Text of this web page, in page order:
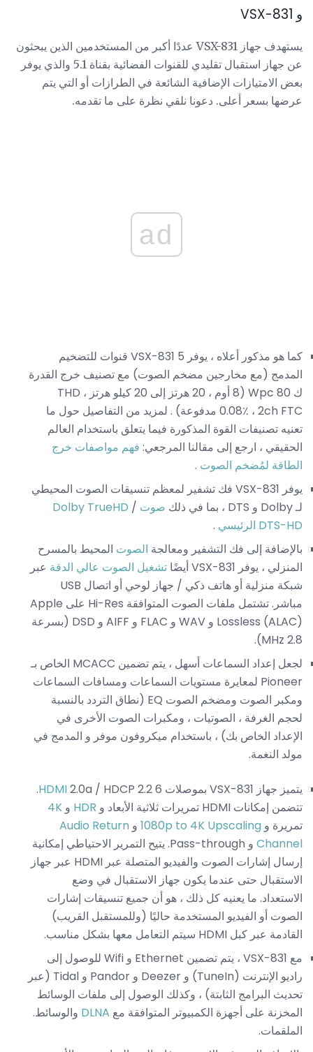
و VSX-831
يستهدف جهاز VSX-831 عددًا أكبر من المستخدمين الذين يبحثون
عن جهاز استقبال تقليدي للقنوات الفضائية بقناة 5.1 والذي يوفر
بعض الامتيازات الإضافية الشائعة في الطرازات أو التي يتم
عرضها بسعر أعلى. دعونا نلقي نظرة على ما تقدمه.
ad
كما هو مذكور أعلاه ، يوفر VSX-831 5 قنوات للتضخيم
المدمج (مع مخارجين مضخم الصوت) مع تصنيف خرج القدرة
ك 80 Wpc (8 أوم ، 20 هرتز إلى 20 كيلو هرتز ، THD
0.08٪ ، 2ch FTC مدفوعة) . لمزيد من التفاصيل حول ما
تعنيه تصنيفات القوة المذكورة فيما يتعلق باستخدام العالم
الحقيقي ، ارجع إلى مقالنا المرجعي: فهم مواصفات خرج
الطاقة لمُضخم الصوت .
يوفر VSX-831 فك تشفير لمعظم تنسيقات الصوت المحيطي
لـ Dolby و DTS ، بما في ذلك
صوت Dolby TrueHD /
DTS-HD الرئيسي
.
بالإضافة إلى فك التشفير ومعالجة الصوت المحيط بالمسرح
المنزلي ، يوفر VSX-831 أيضًا
تشغيل الصوت عالي الدقة عبر
شبكة منزلية أو هاتف ذكي / جهاز لوحي أو اتصال USB
مباشر. تشتمل ملفات الصوت المتوافقة Hi-Res على Apple
Lossless (ALAC) و WAV و FLAC و AIFF و DSD (بسرعة
2.8 MHz).
لجعل إعداد السماعات أسهل ، يتم تضمين MCACC الخاص بـ
Pioneer لمعايرة مستويات السماعات ومسافات السماعات
ومكبر الصوت ومضخم الصوت EQ (نطاق التردد بالنسبة
لحجم الغرفة ، الصوتيات ، ومكبرات الصوت الأخرى في
الإعداد الخاص بك) ، باستخدام ميكروفون موفر و المدمج في
مولد النغمة.
يتميز جهاز VSX-831 بموصلات 6 HDMI
2.0a / HDCP 2.2.
تتضمن إمكانات HDMI تمريرات ثلاثية الأبعاد و
HDR و 4K
تمريرة و 1080p to 4K Upscaling و Audio Return
Channel
و Pass-through. يتيح التمرير الاحتياطي إمكانية
إرسال إشارات الصوت والفيديو المتصلة عبر HDMI عبر جهاز
الاستقبال حتى عندما يكون جهاز الاستقبال في وضع
الاستعداد. ما يعنيه كل ذلك ، هو أن جميع تنسيقات إشارات
الصوت أو الفيديو المستخدمة حاليًا (وللمستقبل القريب)
القادمة عبر كبل HDMI سيتم التعامل معها بشكل مناسب.
مع VSX-831 ، يتم تضمين Ethernet و Wifi للوصول إلى
راديو الإنترنت (TuneIn) و Deezer و Pandor و Tidal (عبر
تحديث البرامج الثابتة) ، وكذلك الوصول إلى ملفات الوسائط
المخزنة على أجهزة الكمبيوتر المتوافقة مع DLNA والوسائط.
الملقمات.